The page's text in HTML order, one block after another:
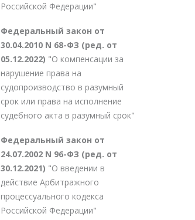
Российской Федерации"
Федеральный закон от
30.04.2010 N 68-ФЗ (ред. от
05.12.2022) "О компенсации за
нарушение права на
судопроизводство в разумный
срок или права на исполнение
судебного акта в разумный срок"
Федеральный закон от
24.07.2002 N 96-ФЗ (ред. от
30.12.2021) "О введении в
действие Арбитражного
процессуального кодекса
Российской Федерации"